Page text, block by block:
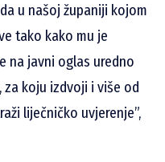
u našoj županiji kojom
tako kako mu je
na javni oglas uredno
koju izdvoji i više od
liječničko uvjerenje”,